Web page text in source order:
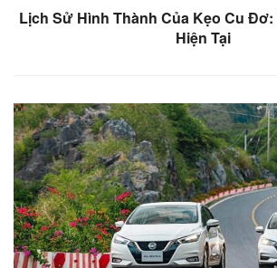
Lịch Sử Hình Thành Của Kẹo Cu
Hiện Tại